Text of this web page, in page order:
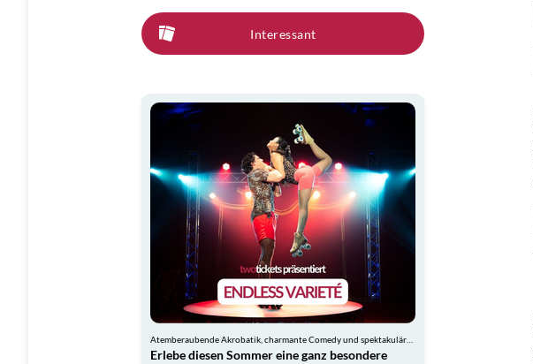
Interessant
Erlebe diesen Sommer eine ganz besondere